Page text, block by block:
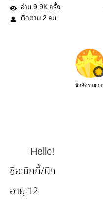
อ่าน 9.9K ครั้ง
ติดตาม 2 คน
นักจัดรายกา
Hello!
ชื่อ:นิกกี้/นิก
อายุ:12